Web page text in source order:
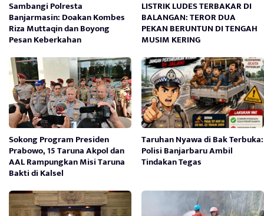
Sambangi Polresta
Banjarmasin: Doakan Kombes
Riza Muttaqin dan Boyong
Pesan Keberkahan
LISTRIK LUDES TERBAKAR DI
BALANGAN: TEROR DUA
PEKAN BERUNTUN DI TENGAH
MUSIM KERING
Sokong Program Presiden
Prabowo, 15 Taruna Akpol dan
AAL Rampungkan Misi Taruna
Bakti di Kalsel
Taruhan Nyawa di Bak Terbuka:
Polisi Banjarbaru Ambil
Tindakan Tegas